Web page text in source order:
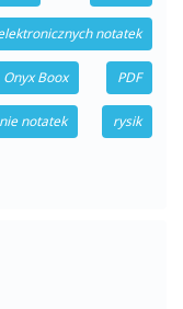
notatek
Onyx Boox PDF
notatek rysik